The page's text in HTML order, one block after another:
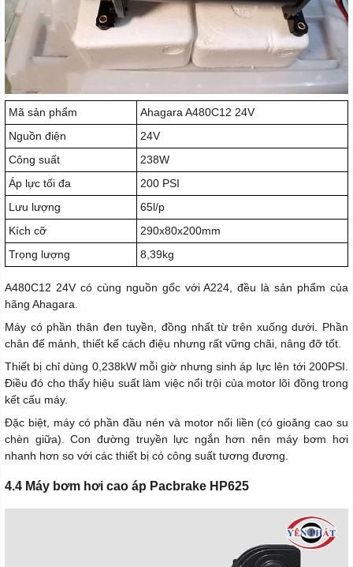
Mã sản phẩm
Ahagara A480C12 24V
Nguồn điện
24V
Công suất
238W
Áp lực tối đa
200 PSI
Lưu lượng
65l/p
Kích cỡ
290x80x200mm
Trọng lượng
8,39kg
A480C12 24V có cùng nguồn gốc với A224, đều là sản phẩm của
hãng Ahagara.
Máy có phần thân đen tuyền, đồng nhất từ trên xuống dưới. Phần
chân đế mảnh, thiết kế cách điệu nhưng rất vững chãi, nâng đỡ tốt.
Thiết bị chỉ dùng 0,238kW mỗi giờ nhưng sinh áp lực lên tới 200PSI.
Điều đó cho thấy hiệu suất làm việc nổi trội của motor lõi đồng trong
kết cấu máy.
Đặc biệt, máy có phần đầu nén và motor nối liền (có gioăng cao su
chèn giữa). Con đường truyền lực ngắn hơn nên máy bơm hơi
nhanh hơn so với các thiết bị có công suất tương đương.
4.4 Máy bơm hơi cao áp Pacbrake HP625